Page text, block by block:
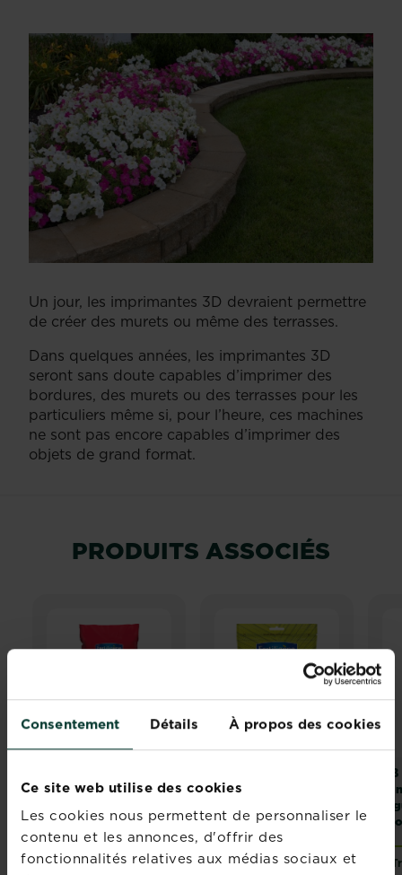
Consentement Détails À propos des cookies
Ce site web utilise des cookies
Les cookies nous permettent de personnaliser le
contenu et les annonces, d'offrir des
fonctionnalités relatives aux médias sociaux et
Un jour, les imprimantes 3D devraient permettre
de créer des murets ou même des terrasses.
Dans quelques années, les imprimantes 3D
seront sans doute capables d’imprimer des
bordures, des murets ou des terrasses pour les
particuliers même si, pour l’heure, ces machines
ne sont pas encore capables d’imprimer des
objets de grand format.
PRODUITS ASSOCIÉS
plantes fleuries et
Trouver un magasin
performance
plantes fleuries,
géraniums
AcheterFertiligène